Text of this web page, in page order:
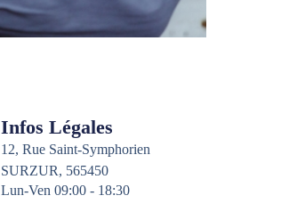
Infos Légales
12, Rue Saint-Symphorien
SURZUR, 565450
Lun-Ven 09:00 - 18:30